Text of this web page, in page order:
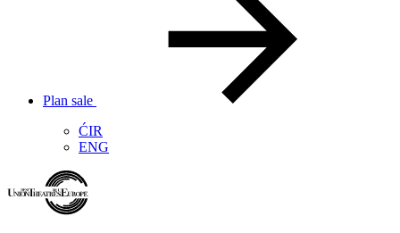
Plan sale
ĆIR
ENG